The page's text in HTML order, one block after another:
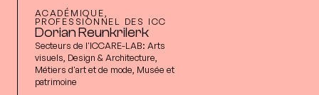
ACADÉMIQUE,
PROFESSIONNEL DES ICC
Dorian Reunkrilerk
Secteurs de l'ICCARE-LAB: Arts
visuels, Design & Architecture,
Métiers d'art et de mode, Musée et
patrimoine